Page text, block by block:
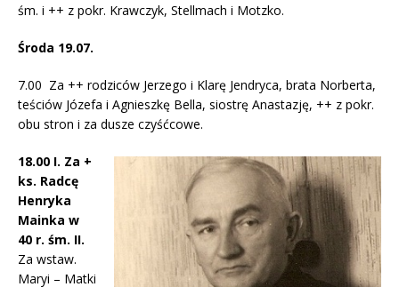
śm. i ++ z pokr. Krawczyk, Stellmach i Motzko.
Środa 19.07.
7.00 Za ++ rodziców Jerzego i Klarę Jendryca, brata Norberta,
teściów Józefa i Agnieszkę Bella, siostrę Anastazję, ++ z pokr.
obu stron i za dusze czyśćcowe.
18.00 I. Za +
ks. Radcę
Henryka
Mainka w
40 r. śm. II.
Za wstaw.
Maryi – Matki